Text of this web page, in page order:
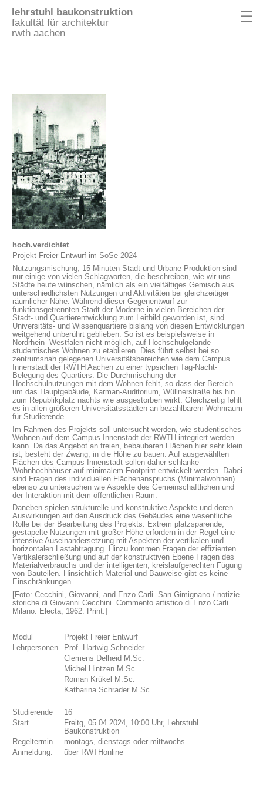
lehrstuhl baukonstruktion
fakultät für architektur
rwth aachen
hoch.verdichtet
Projekt Freier Entwurf im SoSe 2024
Nutzungsmischung, 15-Minuten-Stadt und Urbane Produktion sind
nur einige von vielen Schlagworten, die beschreiben, wie wir uns
Städte heute wünschen, nämlich als ein vielfältiges Gemisch aus
unterschiedlichsten Nutzungen und Aktivitäten bei gleichzeitiger
räumlicher Nähe. Während dieser Gegenentwurf zur
funktionsgetrennten Stadt der Moderne in vielen Bereichen der
Stadt- und Quartierentwicklung zum Leitbild geworden ist, sind
Universitäts- und Wissenquartiere bislang von diesen Entwicklungen
weitgehend unberührt geblieben. So ist es beispielsweise in
Nordrhein- Westfalen nicht möglich, auf Hochschulgelände
studentisches Wohnen zu etablieren. Dies führt selbst bei so
zentrumsnah gelegenen Universitätsbereichen wie dem Campus
Innenstadt der RWTH Aachen zu einer typsichen Tag-Nacht-
Belegung des Quartiers. Die Durchmischung der
Hochschulnutzungen mit dem Wohnen fehlt, so dass der Bereich
um das Hauptgebäude, Karman-Auditorium, Wüllnerstraße bis hin
zum Republikplatz nachts wie ausgestorben wirkt. Gleichzeitig fehlt
es in allen größeren Universitätsstädten an bezahlbarem Wohnraum
für Studierende.
Im Rahmen des Projekts soll untersucht werden, wie studentisches
Wohnen auf dem Campus Innenstadt der RWTH integriert werden
kann. Da das Angebot an freien, bebaubaren Flächen hier sehr klein
ist, besteht der Zwang, in die Höhe zu bauen. Auf ausgewählten
Flächen des Campus Innenstadt sollen daher schlanke
Wohnhochhäuser auf minimalem Footprint entwickelt werden. Dabei
sind Fragen des individuellen Flächenanspruchs (Minimalwohnen)
ebenso zu untersuchen wie Aspekte des Gemeinschaftlichen und
der Interaktion mit dem öffentlichen Raum.
Daneben spielen strukturelle und konstruktive Aspekte und deren
Auswirkungen auf den Ausdruck des Gebäudes eine wesentliche
Rolle bei der Bearbeitung des Projekts. Extrem platzsparende,
gestapelte Nutzungen mit großer Höhe erfordern in der Regel eine
intensive Auseinandersetzung mit Aspekten der vertikalen und
horizontalen Lastabtragung. Hinzu kommen Fragen der effizienten
Vertikalerschließung und auf der konstruktiven Ebene Fragen des
Materialverbrauchs und der intelligenten, kreislaufgerechten Fügung
von Bauteilen. Hinsichtlich Material und Bauweise gibt es keine
Einschränkungen.
[Foto: Cecchini, Giovanni, and Enzo Carli. San Gimignano / notizie
storiche di Giovanni Cecchini. Commento artistico di Enzo Carli.
Milano: Electa, 1962. Print.]
Modul
Projekt Freier Entwurf
Lehrpersonen
Prof. Hartwig Schneider
Clemens Delheid M.Sc.
Michel Hintzen M.Sc.
Roman Krükel M.Sc.
Katharina Schrader M.Sc.
Studierende
16
Start
Freitg, 05.04.2024, 10:00 Uhr, Lehrstuhl
Baukonstruktion
Regeltermin
montags, dienstags oder mittwochs
Anmeldung:
über RWTHonline
☰